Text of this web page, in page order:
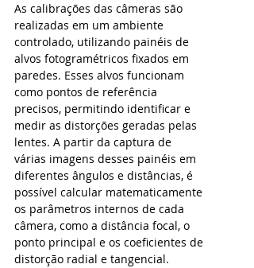
As calibrações das câmeras são
realizadas em um ambiente
controlado, utilizando painéis de
alvos fotogramétricos fixados em
paredes. Esses alvos funcionam
como pontos de referência
precisos, permitindo identificar e
medir as distorções geradas pelas
lentes. A partir da captura de
várias imagens desses painéis em
diferentes ângulos e distâncias, é
possível calcular matematicamente
os parâmetros internos de cada
câmera, como a distância focal, o
ponto principal e os coeficientes de
distorção radial e tangencial.